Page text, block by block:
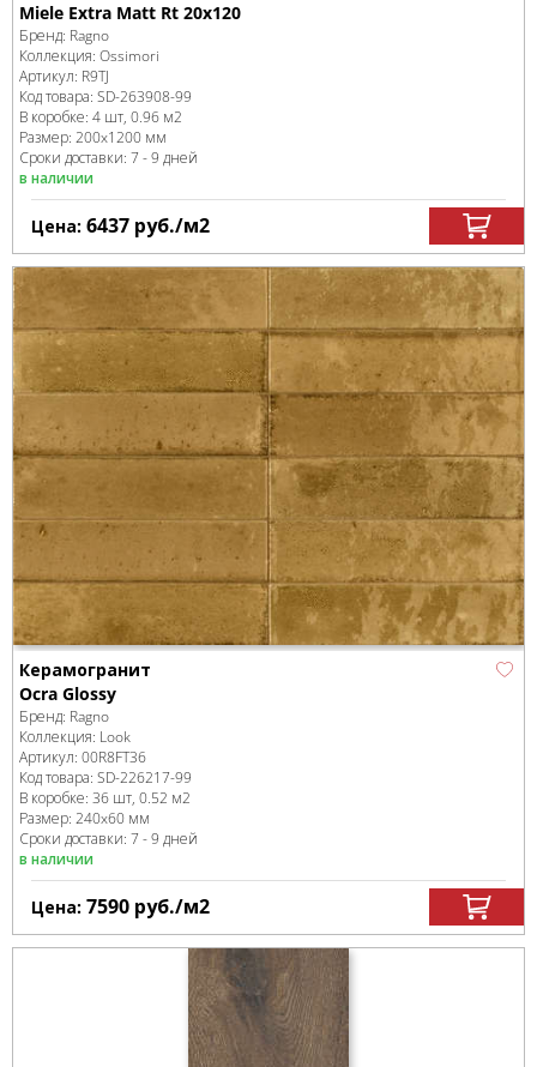
Miele Extra Matt Rt 20x120
Бренд: Ragno
Коллекция: Ossimori
Артикул: R9TJ
Код товара: SD-263908-99
В коробке: 4 шт, 0.96 м2
Размер: 200x1200 мм
Сроки доставки: 7 - 9 дней
в наличии
Цена: 6437 руб./м2
Керамогранит
Ocra Glossy
Бренд: Ragno
Коллекция: Look
Артикул: 00R8FT36
Код товара: SD-226217-99
В коробке: 36 шт, 0.52 м2
Размер: 240x60 мм
Сроки доставки: 7 - 9 дней
в наличии
Цена: 7590 руб./м2